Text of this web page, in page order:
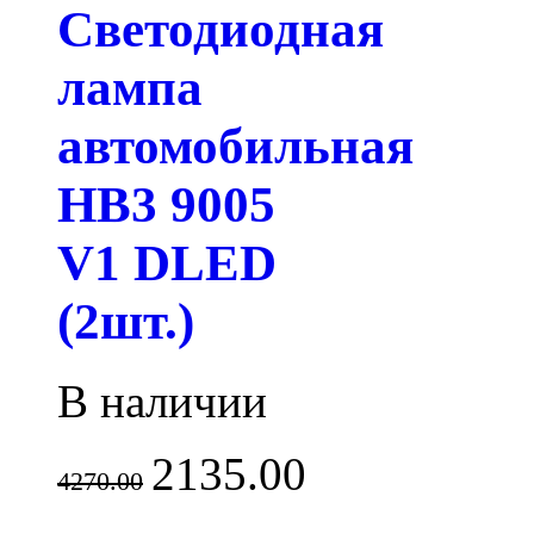
Светодиодная
лампа
автомобильная
HB3 9005
V1 DLED
(2шт.)
В наличии
4270.00 2135.00